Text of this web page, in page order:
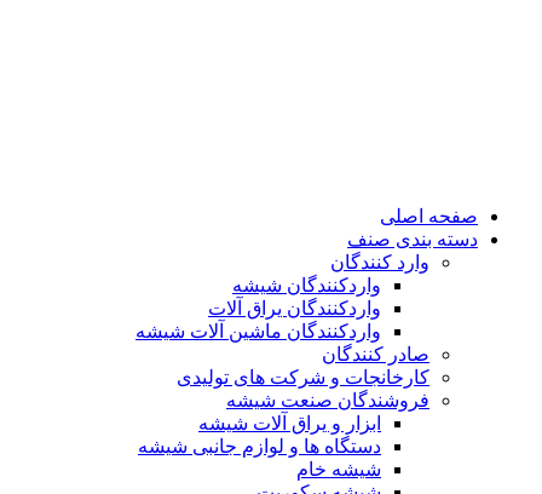
صفحه اصلی
دسته بندی صنف
وارد کنندگان
واردکنندگان شیشه
واردکنندگان یراق آلات
واردکنندگان ماشین آلات شیشه
صادر کنندگان
کارخانجات و شرکت های تولیدی
فروشندگان صنعت شیشه
ابزار و یراق آلات شیشه
دستگاه ها و لوازم جانبی شیشه
شیشه خام